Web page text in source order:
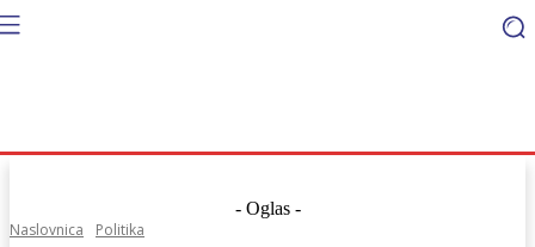
- Oglas -
Naslovnica
Politika